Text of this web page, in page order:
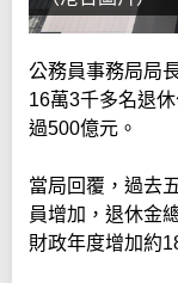
公務員事務局局
16萬3千多名退
過500億元。
當局回覆，過去
員增加，退休金
財政年度增加約